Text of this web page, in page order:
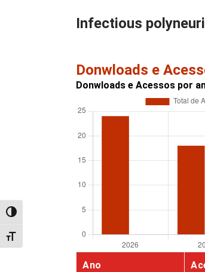
Alternar alto contraste
Alternar tamanho da fonte
Infectious
Donwloads e
Donwloads e Acessos por
Ano